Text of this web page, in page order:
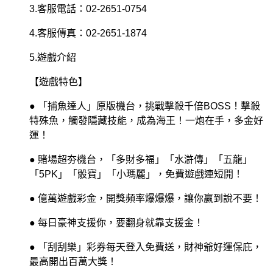
3.客服電話：02-2651-0754
4.客服傳真：02-2651-1874
5.遊戲介紹
【遊戲特色】
● 「捕魚達人」原版機台，挑戰擊殺千倍BOSS！擊殺
特殊魚，觸發隱藏技能，成為海王！一炮在手，多金好
運！
● 賭場超夯機台，「多財多福」「水滸傳」「五龍」
「5PK」「骰寶」「小瑪麗」，免費遊戲連短開！
● 億萬遊戲彩金，開獎頻率爆爆爆，讓你贏到說不要！
● 每日豪神支援你，要翻身就靠支援金！
● 「刮刮樂」彩券每天登入免費送，財神爺好運保庇，
最高開出百萬大獎！